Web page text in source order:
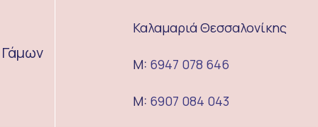
Γάμων
Καλαμαριά Θεσσαλονίκης
M: 6947 078 646
M: 6907 084 043